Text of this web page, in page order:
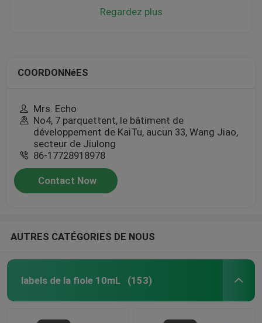
Regardez plus
COORDONNéES
Mrs. Echo
No4, 7 parquettent, le bâtiment de
développement de KaiTu, aucun 33, Wang Jiao,
secteur de Jiulong
86-17728918978
Contact Now
AUTRES CATÉGORIES DE NOUS
labels de la fiole 10mL (153)